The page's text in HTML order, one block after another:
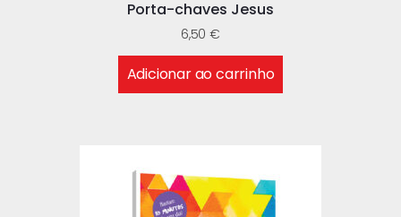
Porta-chaves Jesus
6,50€
Adicionar ao carrinho